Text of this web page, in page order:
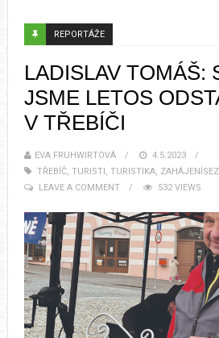
REPORTÁŽE
LADISLAV TOMÁŠ:
JSME LETOS
V TŘEBÍČI
EVA FRUHWIRTOVÁ
4.5.2023
TŘEBÍČ, TURISTI, TURISTIKA,
LEAVE A COMMENT
532 VIEWS